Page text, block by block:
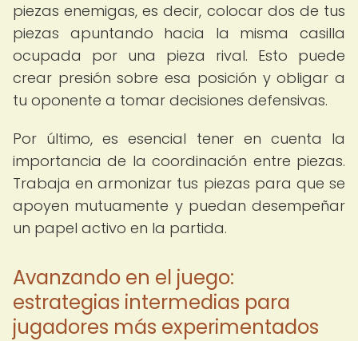
piezas enemigas, es decir, colocar dos de tus
piezas apuntando hacia la misma casilla
ocupada por una pieza rival. Esto puede
crear presión sobre esa posición y obligar a
tu oponente a tomar decisiones defensivas.
Por último, es esencial tener en cuenta la
importancia de la coordinación entre piezas.
Trabaja en armonizar tus piezas para que se
apoyen mutuamente y puedan desempeñar
un papel activo en la partida.
Avanzando en el juego:
estrategias intermedias para
jugadores más experimentados